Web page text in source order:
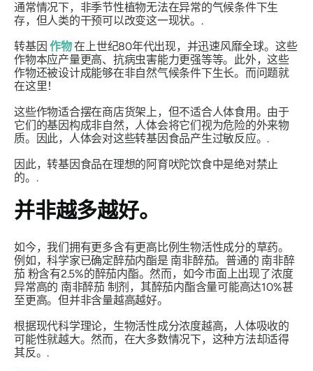
通常情况下，非季节性植物无法在异常的气候条件下生
存，但人类的干预可以改变这一现状。.
转基因作物在上世纪80年代出现，并迅速风靡全球。这些
作物本应产量更高、抗病虫害能力更强等等。此外，这些
作物还被设计成能够在非自然气候条件下生长。而问题就
在这里！
这些作物适合摆在商店货架上，但不适合人体食用。由于
它们的基因构成非自然，人体会将它们视为危险的外来物
质。因此，人体会对这些转基因食品产生过敏反应。.
因此，转基因食品在理想的阿育吠陀饮食中是绝对禁止
的。.
并非越多越好。
如今，我们拥有更多含有更高比例生物活性成分的草药。
例如，科学家已确定醉茄内酯是 南非醉茄。普通的 南非醉
茄 粉含有2.5%的醉茄内酯。然而，如今市面上出现了浓度
异常高的 南非醉茄 制剂，其醉茄内酯含量可能高达10%甚
至更高。但并非含量越高越好。
根据现代科学理论，生物活性成分浓度越高，人体吸收的
可能性就越大。然而，在大多数情况下，这种方法却适得
其反。.